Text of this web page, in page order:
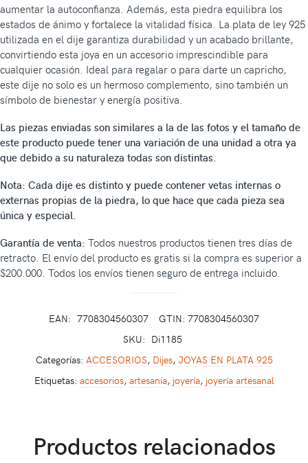
aumentar la autoconfianza. Además, esta piedra equilibra los
estados de ánimo y fortalece la vitalidad física. La plata de ley 925
utilizada en el dije garantiza durabilidad y un acabado brillante,
convirtiendo esta joya en un accesorio imprescindible para
cualquier ocasión. Ideal para regalar o para darte un capricho,
este dije no solo es un hermoso complemento, sino también un
símbolo de bienestar y energía positiva.
Las piezas enviadas son similares a la de las fotos y el tamaño de
este producto puede tener una variación de una unidad a otra ya
que debido a su naturaleza todas son distintas.
Nota: Cada dije es distinto y puede contener vetas internas o
externas propias de la piedra, lo que hace que cada pieza sea
única y especial.
Garantía de venta: Todos nuestros productos tienen tres días de
retracto. El envío del producto es gratis si la compra es superior a
$200.000. Todos los envíos tienen seguro de entrega incluido.
EAN: 7708304560307
GTIN: 7708304560307
SKU: Di1185
Categorías: ACCESORIOS, Dijes, JOYAS EN PLATA 925
Etiquetas: accesorios, artesanía, joyería, joyería artesanal
Productos relacionados